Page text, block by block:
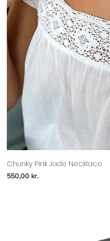
Chunky Pink Jade Necklace
Pris
550,00 kr.